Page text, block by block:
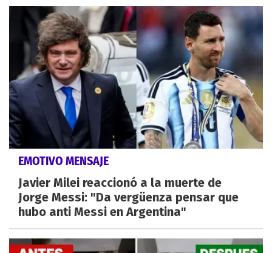
EMOTIVO MENSAJE
Javier Milei reaccionó a la muerte de
Jorge Messi: "Da vergüenza pensar que
hubo anti Messi en Argentina"